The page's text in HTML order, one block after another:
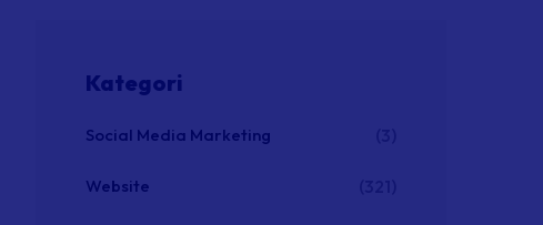
Kategori
Social Media Marketing
Website